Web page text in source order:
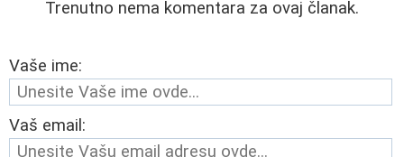
Trenutno nema komentara za ovaj članak.
Vaše ime:
Vaš email: